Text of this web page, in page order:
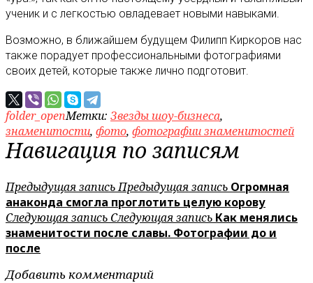
ученик и с легкостью овладевает новыми навыками.
Возможно, в ближайшем будущем Филипп Киркоров нас
также порадует профессиональными фотографиями
своих детей, которые также лично подготовит.
folder_openМетки: Звезды шоу-бизнеса,
знаменитости, фото, фотографии знаменитостей
Навигация по записям
Предыдущая записьПредыдущая запись Огромная
анаконда смогла проглотить целую корову
Следующая запись Следующая запись Как менялись
знаменитости после славы. Фотографии до и
после
Добавить комментарий